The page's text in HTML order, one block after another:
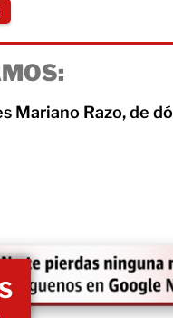
Mariano Razo, de